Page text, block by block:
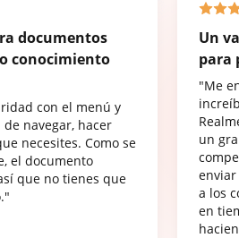
documentos
conocimiento
con el menú y
navegar, hacer
necesites. Como se
el documento
que no tienes que
Un
para
"Me
un
a los
en